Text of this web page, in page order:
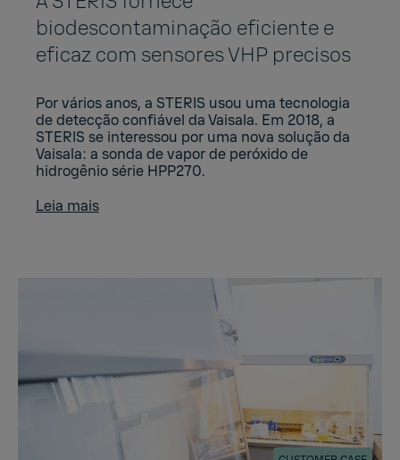
biodescontaminação eficiente e
eficaz com sensores VHP precisos
Por vários anos, a STERIS usou uma tecnologia
de detecção confiável da Vaisala. Em 2018, a
STERIS se interessou por uma nova solução da
Vaisala: a sonda de vapor de peróxido de
hidrogênio série HPP270.
Leia mais